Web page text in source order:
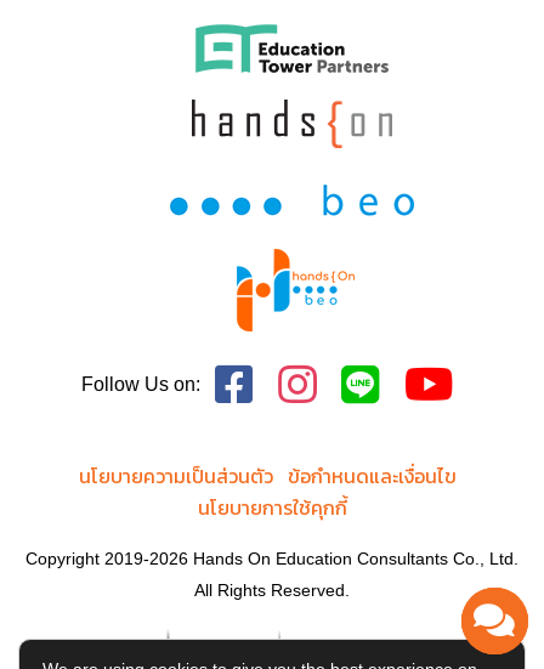
Follow Us on:
นโยบายความเป็นส่วนตัว ข้อกำหนดและเงื่อนไข
นโยบายการใช้คุกกี้
Copyright 2019-2026 Hands On Education Consultants Co., Ltd.
All Rights Reserved.